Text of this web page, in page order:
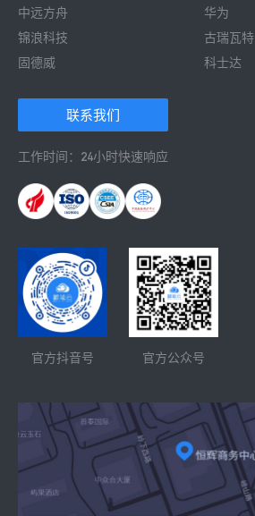
中远方舟
华为
锦浪科技
古瑞瓦特
固德威
科士达
工作时间：24小时快速响应
官方抖音号 官方公众号